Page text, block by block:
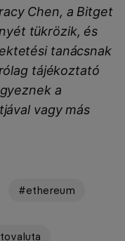
Chen, a Bitget
tükrözik, és
tanácsnak
tájékoztató
a
vagy más
#ethereum